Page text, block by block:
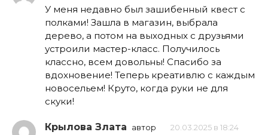
У меня недавно был зашибенный квест с
полками! Зашла в магазин, выбрала
дерево, а потом на выходных с друзьями
устроили мастер-класс. Получилось
классно, всем довольны! Спасибо за
вдохновение! Теперь креативлю с каждым
новосельем! Круто, когда руки не для
скуки!
Крылова Злата автор 20.03.2025 в 18:24